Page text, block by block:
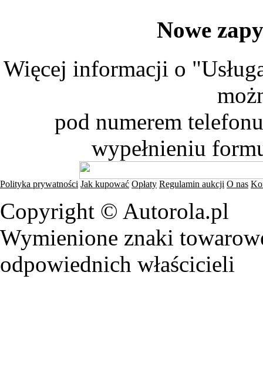
Nowe
Więcej informacji o
pod numerem
wypełnieniu
Polityka prywatności Jak kupować Opłaty Regulamin aukcji O nas
Copyright © Autorola.pl
Wymienione znaki
odpowiednich właścicieli